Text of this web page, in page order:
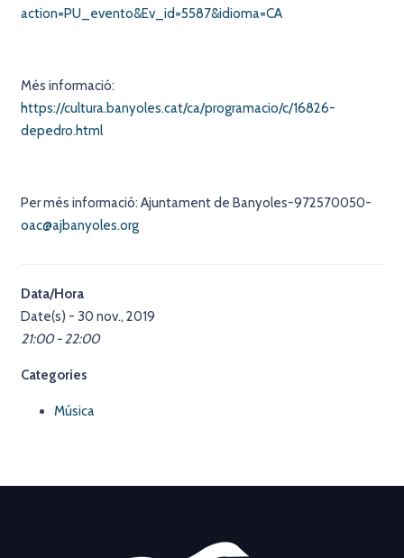
action=PU_evento&Ev_id=5587&idioma=CA
Més informació:
https://cultura.banyoles.cat/ca/programacio/c/16826-
depedro.html
Per més informació: Ajuntament de Banyoles-972570050-
oac@ajbanyoles.org
Data/Hora
Date(s) - 30 nov., 2019
21:00 - 22:00
Categories
Música